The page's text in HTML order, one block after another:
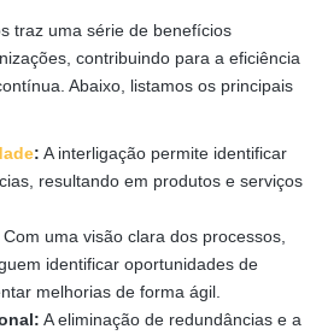
traz uma série de benefícios
contribuindo para a eficiência
Abaixo, listamos os principais
: A interligação permite identificar
resultando em produtos e serviços
Com uma visão clara dos processos,
identificar oportunidades de
melhorias de forma ágil.
A eliminação de redundâncias e a